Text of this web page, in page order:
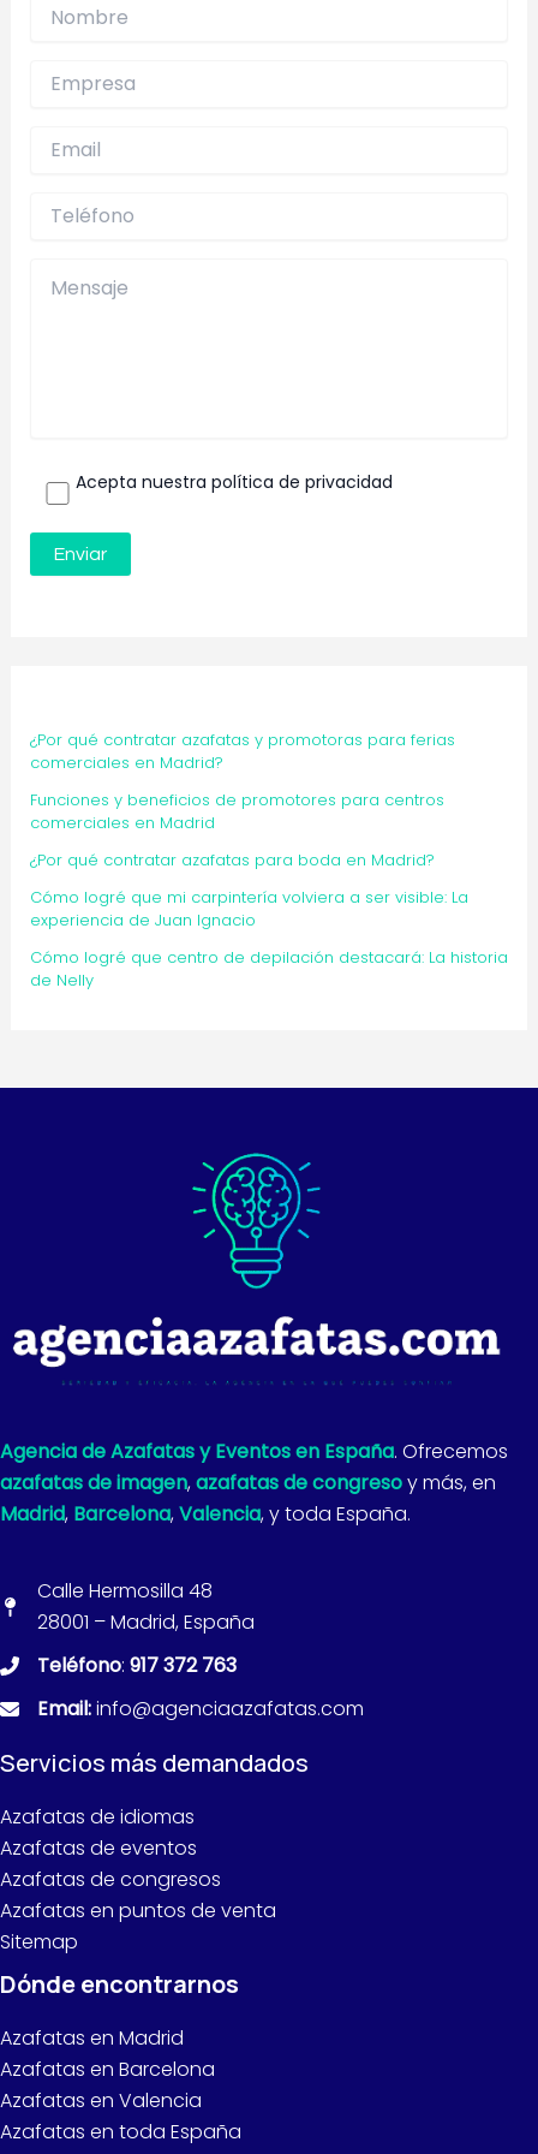
Acepta nuestra política de privacidad
¿Por qué contratar azafatas y promotoras para ferias
comerciales en Madrid?
Funciones y beneficios de promotores para centros
comerciales en Madrid
¿Por qué contratar azafatas para boda en Madrid?
Cómo logré que mi carpintería volviera a ser visible: La
experiencia de Juan Ignacio
Cómo logré que centro de depilación destacará: La historia
de Nelly
Agencia de Azafatas y Eventos en España. Ofrecemos
azafatas de imagen,azafatas de congresoy más, en
Madrid, Barcelona,Valencia, y toda España.
Calle Hermosilla 48
28001 – Madrid, España
Teléfono: 917 372 763
Email:info@agenciaazafatas.com
Servicios más demandados
Azafatas de idiomas
Azafatas de eventos
Azafatas de congresos
Azafatas en puntos de venta
Sitemap
Dónde encontrarnos
Azafatas en Madrid
Azafatas en Barcelona
Azafatas en Valencia
Azafatas en toda España